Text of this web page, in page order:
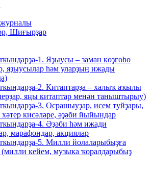
Шиғырҙар
1. Яҙыусы – заман көҙгөһө
яҙыусылар һәм уларҙың ижады
2. Китаптарҙа – халыҡ аҡылы
яңы китаптар менән таныштырыу)
3. Осрашыуҙар, исем туйҙары,
кисәләре, әҙәби йыйындар
4. Әҙәби һәм ижади
марафондар, акциялар
5. Милли йолаларыбыҙға
(милли кейем, музыка ҡоралдарыбыҙ